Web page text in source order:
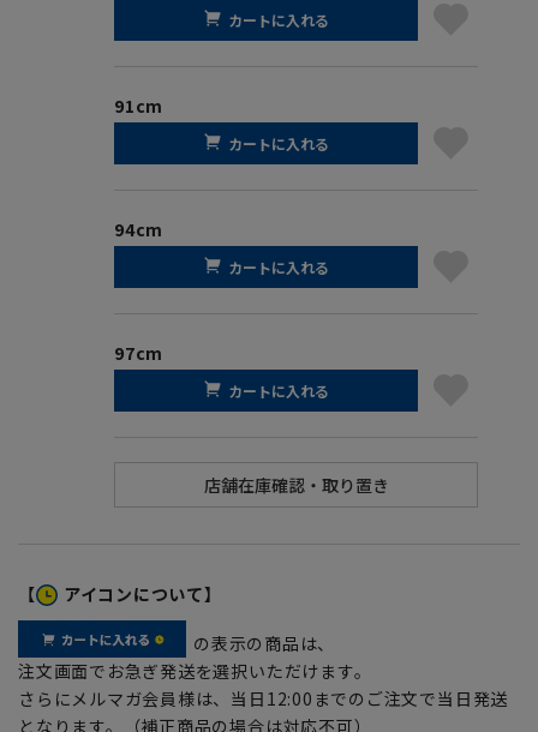
カートに入れる
91cm
カートに入れる
94cm
カートに入れる
97cm
カートに入れる
【 アイコンについて】
の表示の商品は、
注文画面でお急ぎ発送を選択いただけます。
さらにメルマガ会員様は、当日12:00までのご注文で当日発送
となります。（補正商品の場合は対応不可）